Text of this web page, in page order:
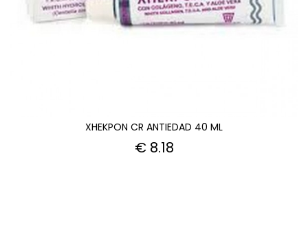
XHEKPON CR ANTIEDAD 40 ML
€ 8.18